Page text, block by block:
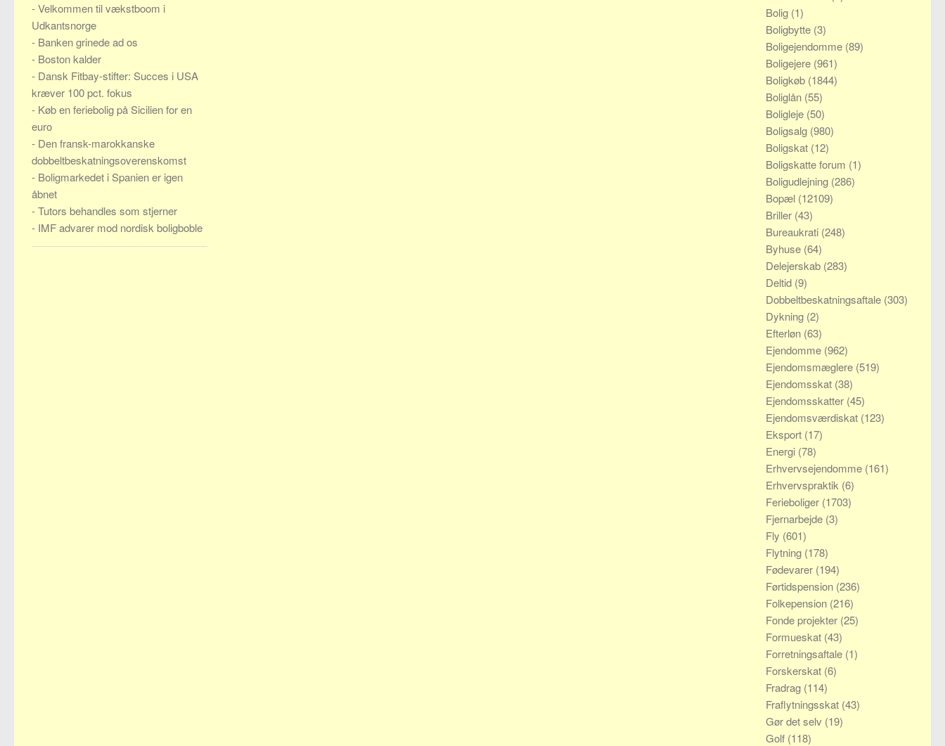
-Velkommen til vækstboom i
Udkantsnorge
- Banken grinede ad os
- Boston kalder
- Dansk Fitbay-stifter: Succes i USA
kræver 100 pct. fokus
- Køb en feriebolig på Sicilien for en
euro
- Den fransk-marokkanske
dobbeltbeskatningsoverenskomst
- Boligmarkedet i Spanien er igen
åbnet
-Tutors behandles som stjerner
- IMF advarer mod nordisk boligboble
Bolig (1)
Boligbytte (3)
Boligejendomme (89)
Boligejere (961)
Boligkøb (1844)
Boliglån (55)
Boligleje (50)
Boligsalg (980)
Boligskat (12)
Boligskatte forum (1)
Boligudlejning (286)
Bopæl (12109)
Briller (43)
Bureaukrati (248)
Byhuse (64)
Delejerskab (283)
Deltid (9)
Dobbeltbeskatningsaftale (303)
Dykning (2)
Efterløn (63)
Ejendomme (962)
Ejendomsmæglere (519)
Ejendomsskat (38)
Ejendomsskatter (45)
Ejendomsværdiskat (123)
Eksport (17)
Energi (78)
Erhvervsejendomme (161)
Erhvervspraktik (6)
Ferieboliger (1703)
Fjernarbejde (3)
Fly (601)
Flytning (178)
Fødevarer (194)
Førtidspension (236)
Folkepension (216)
Fonde projekter (25)
Formueskat (43)
Forretningsaftale (1)
Forskerskat (6)
Fradrag (114)
Fraflytningsskat (43)
Gør det selv (19)
Golf (118)